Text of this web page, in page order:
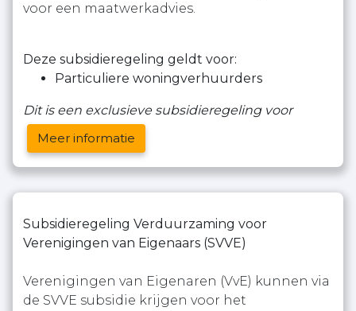
voor een maatwerkadvies.
Deze subsidieregeling geldt voor:
Particuliere woningverhuurders
Dit is een exclusieve subsidieregeling voor
Meer informatie
Subsidieregeling Verduurzaming voor
Verenigingen van Eigenaars (SVVE)
Verenigingen van Eigenaren (VvE) kunnen via
de SVVE subsidie krijgen voor het